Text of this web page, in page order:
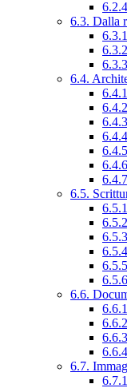
6.3. Dalla
6.4.
6.5.
6.6.
6.7.